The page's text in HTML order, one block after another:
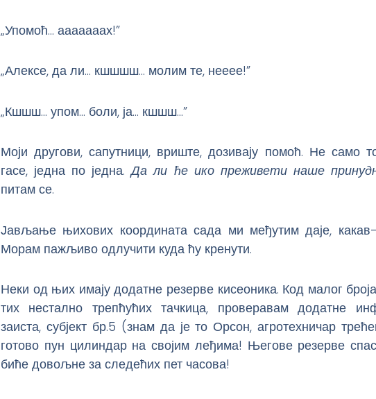
„Упомоћ… ааааааах!”
„Алексе, да ли… кшшшш… молим те, нееее!”
„Кшшш… упом… боли, ја… кшшш…”
Моји другови, сапутници, вриште, дозивају помоћ. Не само
гасе, једна по једна.Да ли ће ико преживети наше
питам се.
Јављање њихових координата сада ми међутим даје, какав-
Морам пажљиво одлучити куда ћу кренути.
Неки од њих имају додатне резерве кисеоника. Код малог
тих нестално трепћућих тачкица, проверавам додатне
заиста, субјект бр.5 (знам да је то Орсон, агротехничар
готово пун цилиндар на својим леђима! Његове резерве
биће довољне за следећих пет часова!